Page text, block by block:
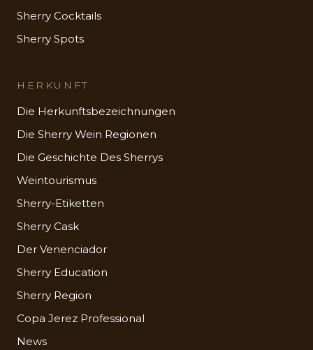
Sherry Cocktails
Sherry Spots
HERKUNFT
Die Herkunftsbezeichnungen
Die Sherry Wein Regionen
Die Geschichte Des Sherrys
Weintourismus
Sherry-Etiketten
Sherry Cask
Der Venenciador
Sherry Education
Sherry Region
Copa Jerez Professional
News